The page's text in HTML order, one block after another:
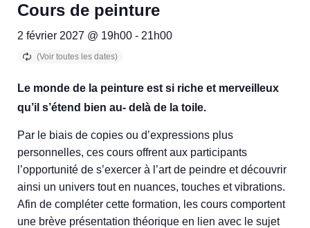
Cours de peinture
2 février 2027 @ 19h00 - 21h00
Le monde de la peinture est si riche et merveilleux
qu’il s’étend bien au- delà de la toile.
Par le biais de copies ou d’expressions plus
personnelles, ces cours offrent aux participants
l’opportunité de s’exercer à l’art de peindre et découvrir
ainsi un univers tout en nuances, touches et vibrations.
Afin de compléter cette formation, les cours comportent
une brève présentation théorique en lien avec le sujet